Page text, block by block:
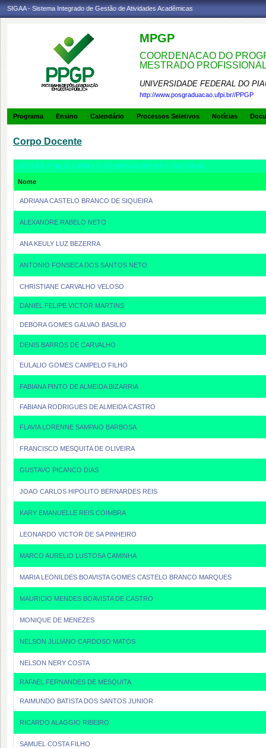
SIGAA - Sistema Integrado de Gestão de Atividades Acadêmicas
MPGP
COORDENACAO DO
MESTRADO
UNIVERSIDADE FEDERAL DO
http://www.posgraduacao.ufpi.br//PPGP
Programa Ensino Calendário Processos Seletivos Notícias
Corpo Docente
GESTÃO PÚBLICA PARA O DESENVOLVIMENTO REGIONAL
Nome
ADRIANA CASTELO BRANCO DE SIQUEIRA
ALEXANDRE RABELO NETO
ANA KEULY LUZ BEZERRA
ANTONIO FONSECA DOS SANTOS NETO
CHRISTIANE CARVALHO VELOSO
DANIEL FELIPE VICTOR MARTINS
DEBORA GOMES GALVAO BASILIO
DENIS BARROS DE CARVALHO
EULALIO GOMES CAMPELO FILHO
FABIANA PINTO DE ALMEIDA BIZARRIA
FABIANA RODRIGUES DE ALMEIDA CASTRO
FLAVIA LORENNE SAMPAIO BARBOSA
FRANCISCO MESQUITA DE OLIVEIRA
GUSTAVO PICANCO DIAS
JOAO CARLOS HIPOLITO BERNARDES REIS
KARY EMANUELLE REIS COIMBRA
LEONARDO VICTOR DE SA PINHEIRO
MARCO AURELIO LUSTOSA CAMINHA
MARIA LEONILDES BOAVISTA GOMES CASTELO BRANCO MARQUES
MAURICIO MENDES BOAVISTA DE CASTRO
MONIQUE DE MENEZES
NELSON JULIANO CARDOSO MATOS
NELSON NERY COSTA
RAFAEL FERNANDES DE MESQUITA
RAIMUNDO BATISTA DOS SANTOS JUNIOR
RICARDO ALAGGIO RIBEIRO
SAMUEL COSTA FILHO